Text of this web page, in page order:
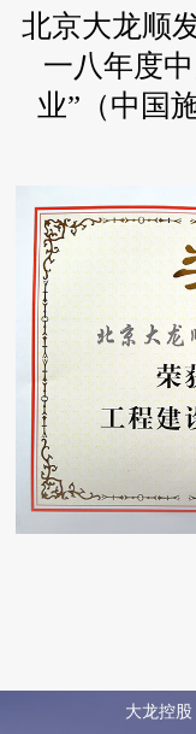
北京大龙顺
一八年度
业”（中国
大龙控